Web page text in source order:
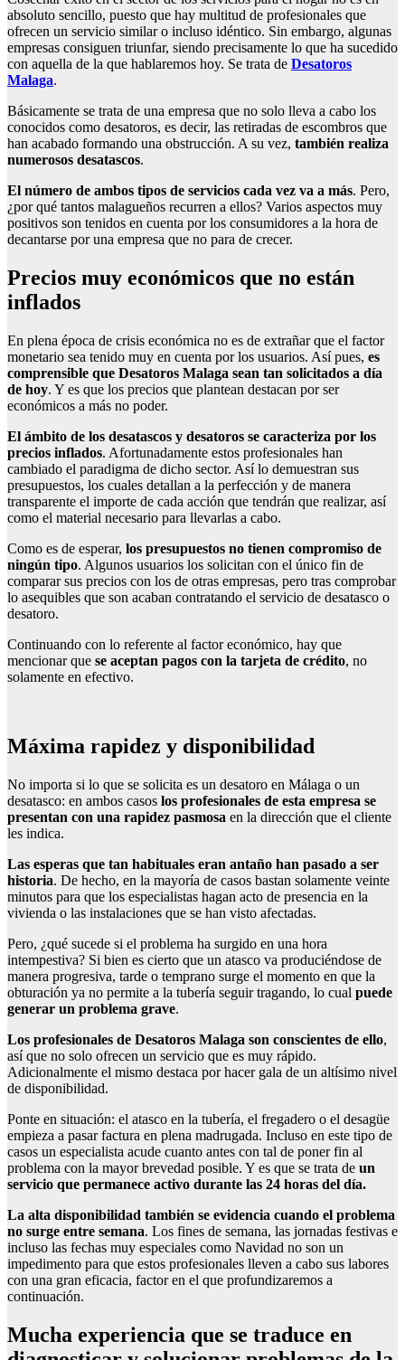
absoluto sencillo, puesto que hay multitud de profesionales que
ofrecen un servicio similar o incluso idéntico. Sin embargo, algunas
empresas consiguen triunfar, siendo precisamente lo que ha sucedido
con aquella de la que hablaremos hoy. Se trata de Desatoros
Malaga.
Básicamente se trata de una empresa que no solo lleva a cabo los
conocidos como desatoros, es decir, las retiradas de escombros que
han acabado formando una obstrucción. A su vez, también realiza
numerosos desatascos.
El número de ambos tipos de servicios cada vez va a más. Pero,
¿por qué tantos malagueños recurren a ellos? Varios aspectos muy
positivos son tenidos en cuenta por los consumidores a la hora de
decantarse por una empresa que no para de crecer.
Precios muy económicos que no están
inflados
En plena época de crisis económica no es de extrañar que el factor
monetario sea tenido muy en cuenta por los usuarios. Así pues, es
comprensible que Desatoros Malaga sean tan solicitados a día
de hoy. Y es que los precios que plantean destacan por ser
económicos a más no poder.
El ámbito de los desatascos y desatoros se caracteriza por los
precios inflados. Afortunadamente estos profesionales han
cambiado el paradigma de dicho sector. Así lo demuestran sus
presupuestos, los cuales detallan a la perfección y de manera
transparente el importe de cada acción que tendrán que realizar, así
como el material necesario para llevarlas a cabo.
Como es de esperar, los presupuestos no tienen compromiso de
ningún tipo. Algunos usuarios los solicitan con el único fin de
comparar sus precios con los de otras empresas, pero tras comprobar
lo asequibles que son acaban contratando el servicio de desatasco o
desatoro.
Continuando con lo referente al factor económico, hay que
mencionar que se aceptan pagos con la tarjeta de crédito, no
solamente en efectivo.
Máxima rapidez y disponibilidad
No importa si lo que se solicita es un desatoro en Málaga o un
desatasco: en ambos casos los profesionales de esta empresa se
presentan con una rapidez pasmosa en la dirección que el cliente
les indica.
Las esperas que tan habituales eran antaño han pasado a ser
historia. De hecho, en la mayoría de casos bastan solamente veinte
minutos para que los especialistas hagan acto de presencia en la
vivienda o las instalaciones que se han visto afectadas.
Pero, ¿qué sucede si el problema ha surgido en una hora
intempestiva? Si bien es cierto que un atasco va produciéndose de
manera progresiva, tarde o temprano surge el momento en que la
obturación ya no permite a la tubería seguir tragando, lo cual puede
generar un problema grave.
Los profesionales de Desatoros Malaga son conscientes de ello,
así que no solo ofrecen un servicio que es muy rápido.
Adicionalmente el mismo destaca por hacer gala de un altísimo nivel
de disponibilidad.
Ponte en situación: el atasco en la tubería, el fregadero o el desagüe
empieza a pasar factura en plena madrugada. Incluso en este tipo de
casos un especialista acude cuanto antes con tal de poner fin al
problema con la mayor brevedad posible. Y es que se trata de un
servicio que permanece activo durante las 24 horas del día.
La alta disponibilidad también se evidencia cuando el problema
no surge entre semana. Los fines de semana, las jornadas festivas e
incluso las fechas muy especiales como Navidad no son un
impedimento para que estos profesionales lleven a cabo sus labores
con una gran eficacia, factor en el que profundizaremos a
continuación.
Mucha experiencia que se traduce en